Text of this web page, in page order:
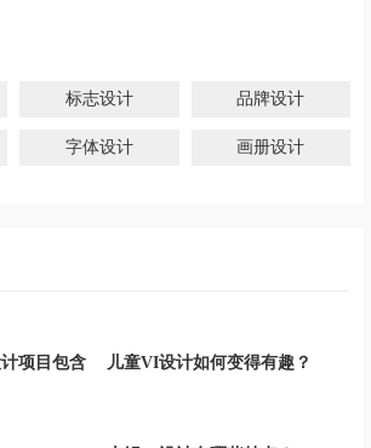
标志设计 品牌设计
字体设计 画册设计
项目包含
儿童VI设计如何变得有趣？